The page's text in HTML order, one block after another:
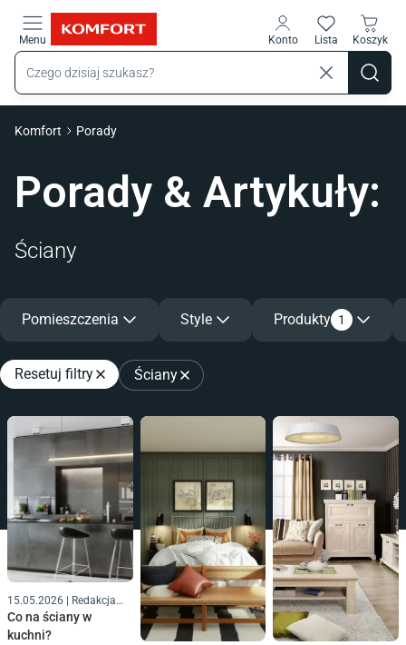
Menu Konto Lista Koszyk
Komfort Porady
Porady & Artykuły:
Ściany
Pomieszczenia Style Produkty 1
Resetuj filtry Ściany
15.05.2026
Redakcja
Komfort
Co na ściany w
kuchni?